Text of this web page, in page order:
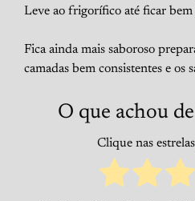
Leve ao frigorífico até ficar bem
Fica ainda mais saboroso
camadas bem consistentes e os
O que achou
Clique nas